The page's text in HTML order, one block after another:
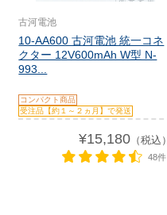
古河電池
10-AA600 古河電池 統一コネ
クター 12V600mAh W型 N-
993...
コンパクト商品
受注品【約１～２ヵ月】で発送
¥15,180（税込）
48件